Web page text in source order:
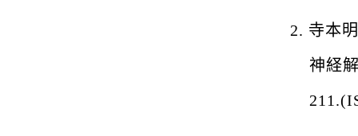
2. 寺本
神経